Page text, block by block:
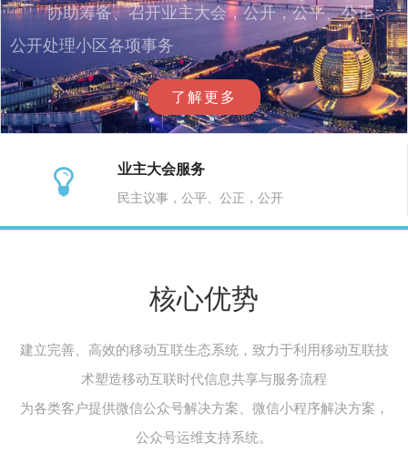
协助筹备、召开业主大会，公开，公平、公正、
公开处理小区各项事务
了解更多
业主大会服务
民主议事，公平、公正，公开
核心优势
建立完善、高效的移动互联生态系统，致力于利用移动互联技
术塑造移动互联时代信息共享与服务流程
为各类客户提供微信公众号解决方案、微信小程序解决方案，
公众号运维支持系统。